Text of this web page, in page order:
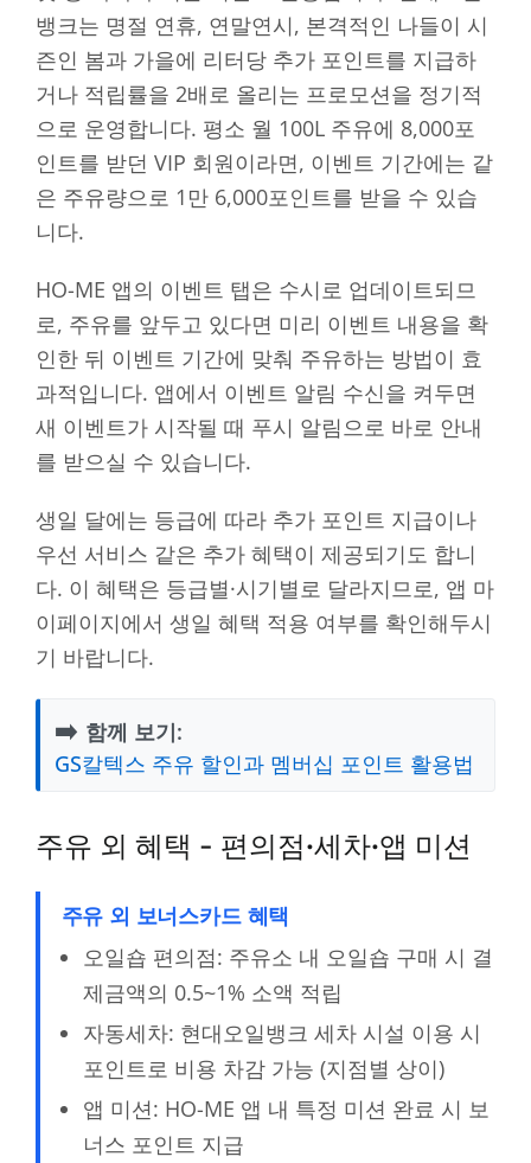
뱅크는 명절 연휴, 연말연시, 본격적인 나들이 시
즌인 봄과 가을에 리터당 추가 포인트를 지급하
거나 적립률을 2배로 올리는 프로모션을 정기적
으로 운영합니다. 평소 월 100L 주유에 8,000포
인트를 받던 VIP 회원이라면, 이벤트 기간에는 같
은 주유량으로 1만 6,000포인트를 받을 수 있습
니다.
HO-ME 앱의 이벤트 탭은 수시로 업데이트되므
로, 주유를 앞두고 있다면 미리 이벤트 내용을 확
인한 뒤 이벤트 기간에 맞춰 주유하는 방법이 효
과적입니다. 앱에서 이벤트 알림 수신을 켜두면
새 이벤트가 시작될 때 푸시 알림으로 바로 안내
를 받으실 수 있습니다.
생일 달에는 등급에 따라 추가 포인트 지급이나
우선 서비스 같은 추가 혜택이 제공되기도 합니
다. 이 혜택은 등급별·시기별로 달라지므로, 앱 마
이페이지에서 생일 혜택 적용 여부를 확인해두시
기 바랍니다.
➡️ 함께 보기:
GS칼텍스 주유 할인과 멤버십 포인트 활용법
주유 외 혜택 - 편의점·세차·앱 미션
주유 외 보너스카드 혜택
오일숍 편의점: 주유소 내 오일숍 구매 시 결
제금액의 0.5~1% 소액 적립
자동세차: 현대오일뱅크 세차 시설 이용 시
포인트로 비용 차감 가능 (지점별 상이)
앱 미션: HO-ME 앱 내 특정 미션 완료 시 보
너스 포인트 지급